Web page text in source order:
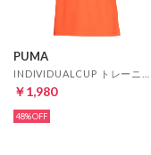
PUMA
￥1,980
48%